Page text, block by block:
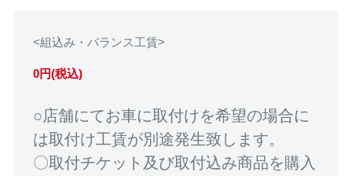
<組込み・バランス工賃>
0円(税込)
○店舗にてお車に取付けを希望の場合に
は取付け工賃が別途発生致します。
〇取付チケット及び取付込み商品を購入